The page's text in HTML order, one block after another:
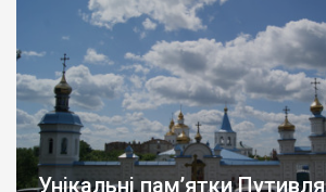
Унікальні пам’ятки Путивля